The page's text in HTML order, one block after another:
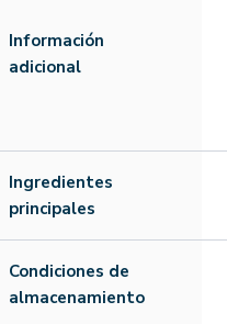
Información
adicional
Ingredientes
principales
Condiciones de
almacenamiento